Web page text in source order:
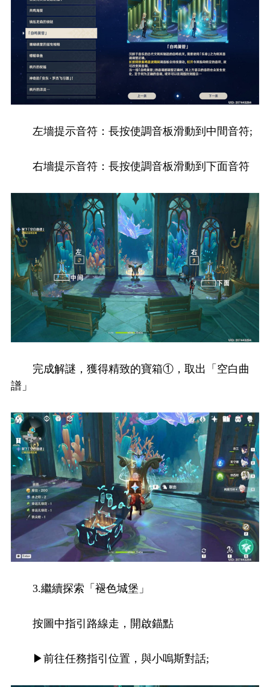
左墻提示音符：長按使調音板滑動到中間音符;
右墻提示音符：長按使調音板滑動到下面音符
完成解謎，獲得精致的寶箱①，取出「空白曲
譜」
3.繼續探索「褪色城堡」
按圖中指引路線走，開啟錨點
▶前往任務指引位置，與小嗚斯對話;